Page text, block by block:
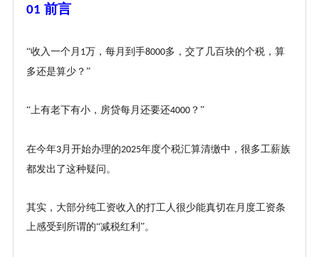
01 前言
“收入一个月 1万，每月到手8000多，交了几百块的个税，算
多还是算少？”
“上有老下有小，房贷每月还要还4000？”
在今年3月开始办理的2025年度个税汇算清缴中，很多工薪族
都发出了这种疑问。
其实，大部分纯工资收入的打工人很少能真切在月度工资条
上感受到所谓的“减税红利”。